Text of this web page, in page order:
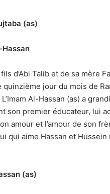
(as)
Hassan
fils d’Abi Talib et de sa mère
jour du mois de
Al-Hassan (as) a
son premier éducateur, lui
amour et l’amour de son
qui aime Hassan et
(as)